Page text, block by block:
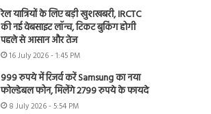
रेल यात्रियों के लिए बड़ी खुशखबरी, IRCTC
की नई वेबसाइट लॉन्च, टिकट बुकिंग होगी
पहले से आसान और तेज
16 July 2026 - 1:45 PM
999 रुपये में रिजर्व करें Samsung का नया
फोल्डेबल फोन, मिलेंगे 2799 रुपये के फायदे
8 July 2026 - 5:54 PM